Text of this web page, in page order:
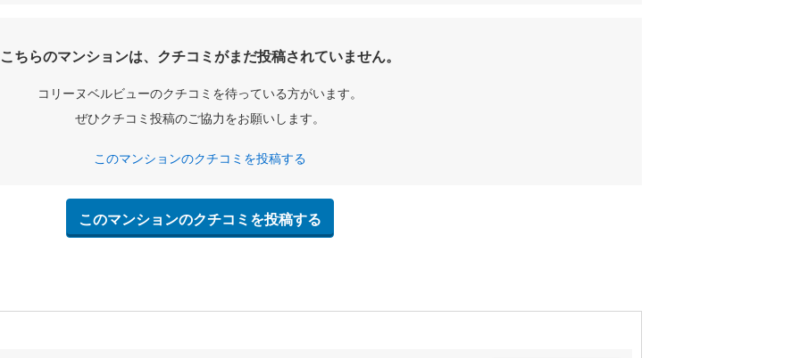
こちらのマンションは、クチコミがまだ投稿されていません。
コリーヌベルビューのクチコミを待っている方がいます。
ぜひクチコミ投稿のご協力をお願いします。
このマンションのクチコミを投稿する
このマンションのクチコミを投稿する